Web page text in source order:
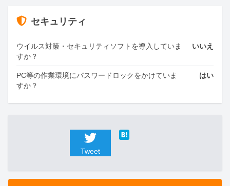
セキュリティ
ウイルス対策・セキュリティソフトを導入していま
すか？
いいえ
PC等の作業環境にパスワードロックをかけていま
すか？
はい
Tweet